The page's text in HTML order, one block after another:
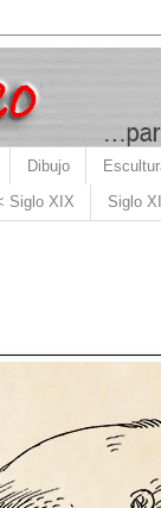
Dibujo
Siglo XIX Siglo